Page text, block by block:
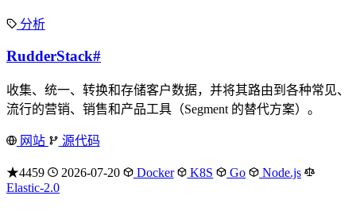
分析
RudderStack#
收集、统一、转换和存储客户数据，并将其路由到各种常见、
流行的营销、销售和产品工具（Segment 的替代方案）。
网站 源代码
★4459 2026-07-20 Docker K8S Go
Node.js
Elastic-2.0